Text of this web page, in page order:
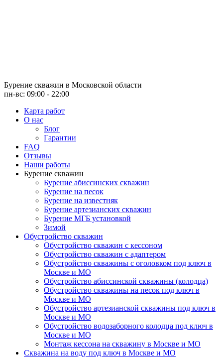
Бурение скважин в Московской области
пн-вс: 09:00 - 22:00
Карта работ
О нас
Блог
Гарантии
FAQ
Отзывы
Наши работы
Бурение скважин
Бурение абиссинских скважин
Бурение на песок
Бурение на известняк
Бурение артезианских скважин
Бурение МГБ установкой
Зимой
Обустройство скважин
Обустройство скважин с кессоном
Обустройство скважин с адаптером
Обустройство скважины с оголовком под ключ в
Москве и МО
Обустройство абиссинской скважины (колодца)
Обустройство скважины на песок под ключ в
Москве и МО
Обустройство артезианской скважины под ключ в
Москве и МО
Обустройство водозаборного колодца под ключ в
Москве и МО
Монтаж кессона на скважину в Москве и МО
Скважина на воду под ключ в Москве и МО